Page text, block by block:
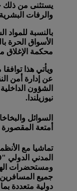
يستثنى من ذلك
والرفات
بالنسبة للمواد
الأسواق الحرة
محكمة الإغلاق
ويأتي هذا
عن إدارة أمن
الشؤون
نيوزيلندا.
السوائل
أمتعة المقصورة
تماشيا مع
ومستحضرات
جميع
دولية متعددة